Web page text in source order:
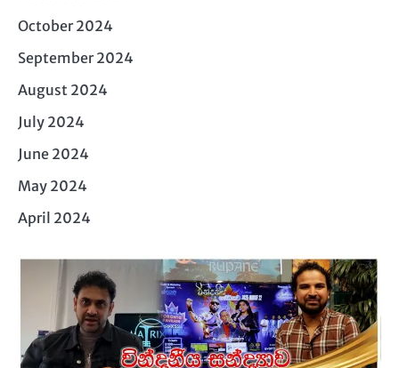
October 2024
September 2024
August 2024
July 2024
June 2024
May 2024
April 2024